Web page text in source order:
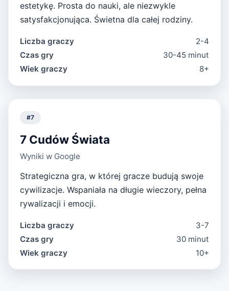
estetykę. Prosta do nauki, ale niezwykle
satysfakcjonująca. Świetna dla całej rodziny.
Liczba graczy
2-4
Czas gry
30-45 minut
Wiek graczy
8+
#7
7 Cudów Świata
Wyniki w Google
Strategiczna gra, w której gracze budują swoje
cywilizacje. Wspaniała na długie wieczory, pełna
rywalizacji i emocji.
Liczba graczy
3-7
Czas gry
30 minut
Wiek graczy
10+